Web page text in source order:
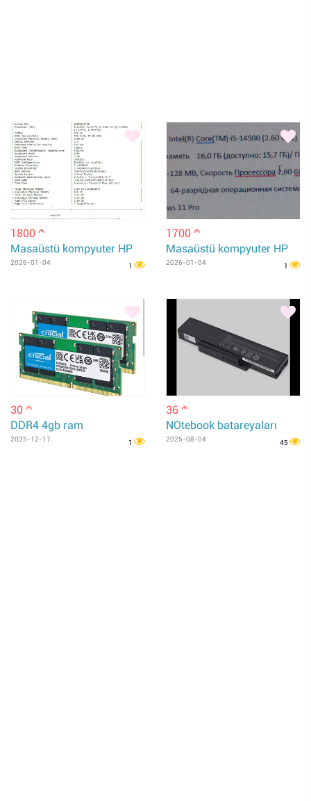
1800 m
Masaüstü kompyuter HP
2026-01-04 1
1700 m
Masaüstü kompyuter HP
2026-01-04 1
30 m
DDR4 4gb ram
2025-12-17 1
36 m
NOtebook batareyaları
2025-08-04 45